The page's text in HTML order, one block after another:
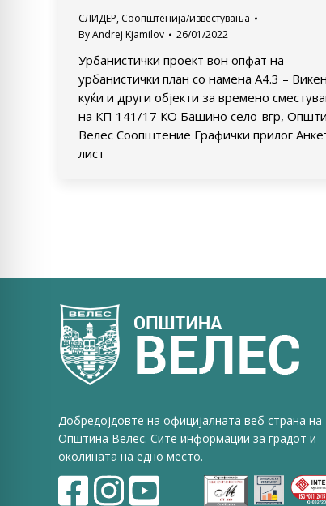
СЛИДЕР, Соопштенија/известувања
ByAndrej Kjamilov 26/01/2022
Урбанистички проект вон опфат на
урбанистички план со намена А4.3 –
куќи и други објекти за времено
на КП 141/17 КО Башино село-вгр,
Велес Соопштение Графички прилог
лист
Добредојдовте на официјалната веб страна на
Општина Велес. Сите информации за градот и
околината на едно место.